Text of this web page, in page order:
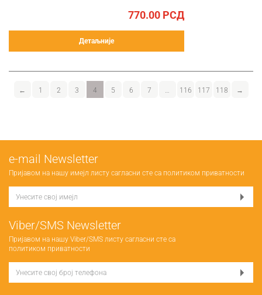
770.00 РСД
Детаљније
← 1 2 3 4 5 6 7 116 117 118 →
е-mail Newsletter
Пријавом на нашу имејл листу сагласни сте са политиком приватности
Viber/SMS Newsletter
Пријавом на нашу Viber/SMS листу сагласни сте са
политиком приватности